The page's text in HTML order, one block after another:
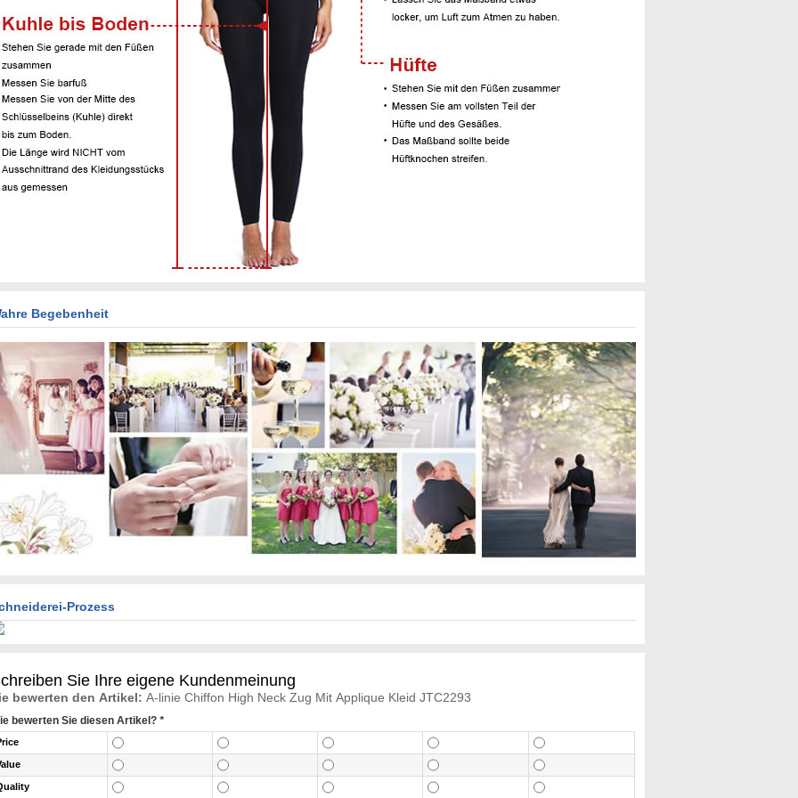
Begebenheit
Prozess
Sie Ihre eigene Kundenmeinung
bewerten den Artikel: A-linie Chiffon High Neck Zug Mit Applique Kleid JTC2293
bewerten Sie diesen Artikel? *